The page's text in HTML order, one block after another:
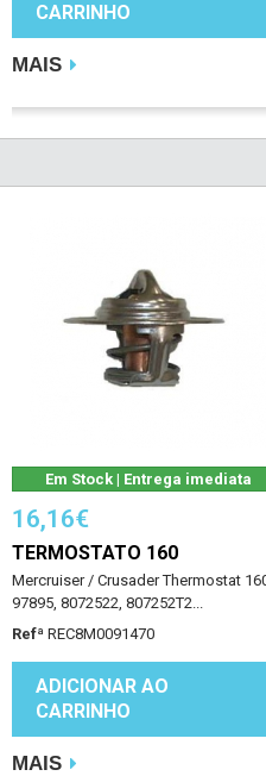
CARRINHO
MAIS
Em Stock | Entrega imediata
16,16€
TERMOSTATO 160
Mercruiser / Crusader Thermostat
97895, 8072522, 807252T2...
Refª REC8M0091470
ADICIONAR AO
CARRINHO
MAIS